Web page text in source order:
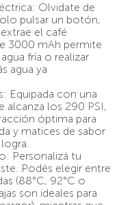
Olvidate de
pulsar un botón,
el café
3000 mAh permite
fría o realizar
agua ya
Equipada con una
alcanza los 290 PSI,
óptima para
y matices de sabor
Personalizá tu
Podés elegir entre
(88°C, 92°C o
son ideales para